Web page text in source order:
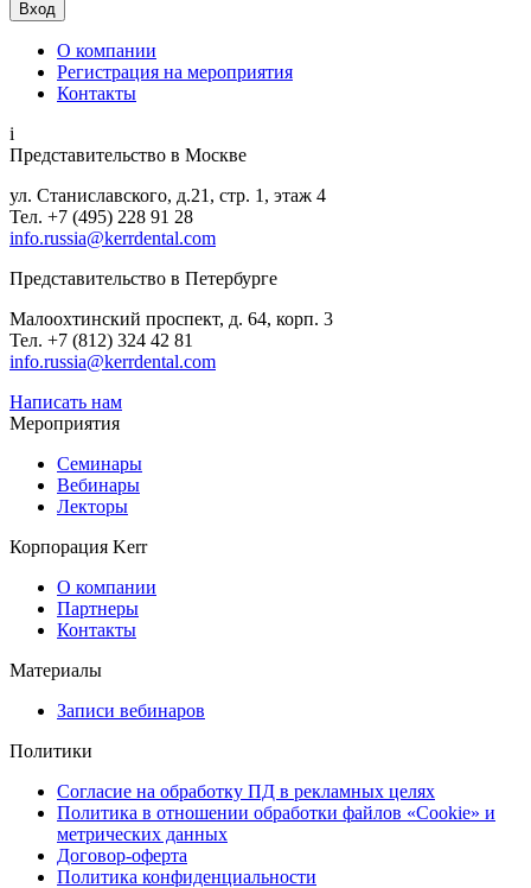
Вход
О компании
Регистрация на мероприятия
Контакты
i
Представительство в Москве
ул. Станиславского, д.21, стр. 1, этаж 4
Тел. +7 (495) 228 91 28
info.russia@kerrdental.com
Представительство в Петербурге
Малоохтинский проспект, д. 64, корп. 3
Тел. +7 (812) 324 42 81
info.russia@kerrdental.com
Написать нам
Мероприятия
Семинары
Вебинары
Лекторы
Корпорация Kerr
О компании
Партнеры
Контакты
Материалы
Записи вебинаров
Политики
Согласие на обработку ПД в рекламных целях
Политика в отношении обработки файлов «Cookie» и
метрических данных
Договор-оферта
Политика конфиденциальности